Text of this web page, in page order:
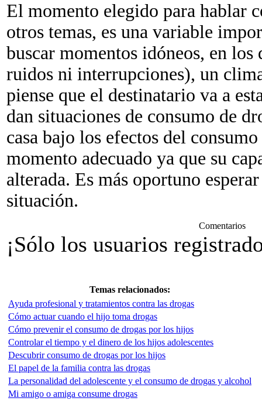
El momento elegido para hablar
otros temas, es una variable
buscar momentos idóneos, en los
ruidos ni interrupciones), un
piense que el destinatario va a
dan situaciones de consumo de
casa bajo los efectos del
momento adecuado ya que su
alterada. Es más oportuno
situación.
Comentarios
¡Sólo los usuarios
Temas relacionados:
Ayuda profesional y tratamientos contra las drogas
Cómo actuar cuando el hijo toma drogas
Cómo prevenir el consumo de drogas por los hijos
Controlar el tiempo y el dinero de los hijos adolescentes
Descubrir consumo de drogas por los hijos
El papel de la familia contra las drogas
La personalidad del adolescente y el consumo de drogas y alcohol
Mi amigo o amiga consume drogas